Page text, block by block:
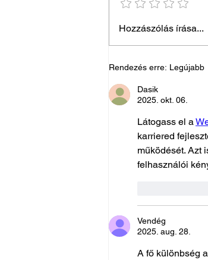
Ismerje meg
Hozzászólás írása...
Rendezés erre: Legújabb
Dasik
2025. okt. 06.
Látogass el a
karriered
működését. Azt
felhasználói
Vendég
2025. aug. 28.
A fő különbség